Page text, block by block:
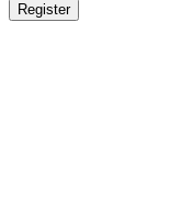
Register